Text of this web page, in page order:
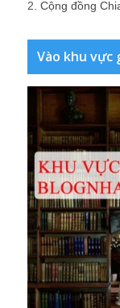
2. Cộng đồng
Vào khu vực